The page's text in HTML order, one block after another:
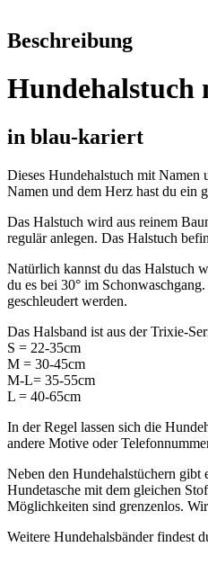
Beschreibung
Hundehalstuch
in blau-kariert
Dieses Hundehalstuch mit Namen
Namen und dem Herz hast du ein
Das Halstuch wird aus reinem
regulär anlegen. Das Halstuch
Natürlich kannst du das Halstuch
du es bei 30° im
geschleudert werden.
Das Halsband ist aus der Trixie-
S = 22-35cm
M = 30-45cm
M-L= 35-55cm
L = 40-65cm
In der Regel lassen sich die
andere Motive oder
Neben den Hundehalstüchern gibt
Hundetasche mit dem gleichen
Möglichkeiten sind grenzenlos.
Weitere Hundehalsbänder findest